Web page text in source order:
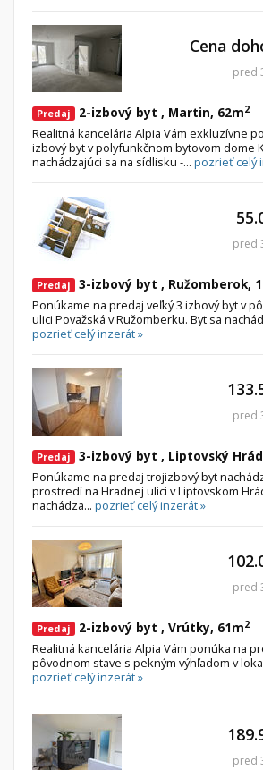
Predaj 2-izbový byt , Martin, 62m2
Realitná kancelária Alpia Vám exkluzívne
izbový byt v polyfunkčnom bytovom dome
nachádzajúci sa na sídlisku -... pozrieť celý
Cena
pred
Predaj 3-izbový byt , Ružomberok,
Ponúkame na predaj veľký 3 izbový byt v
ulici Považská v Ružomberku. Byt sa
pozrieť celý inzerát »
pred
Predaj 3-izbový byt , Liptovský
Ponúkame na predaj trojizbový byt
prostredí na Hradnej ulici v Liptovskom
nachádza... pozrieť celý inzerát »
pred
Predaj 2-izbový byt , Vrútky, 61m2
Realitná kancelária Alpia Vám ponúka na
pôvodnom stave s pekným výhľadom v
pozrieť celý inzerát »
pred
pred